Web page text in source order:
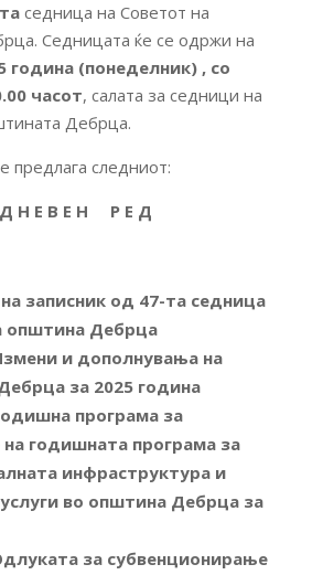
таседница на Советот на
Седницата ќе се одржи на
година (понеделник), со
.00 часот, салата за седници на
Дебрца.
предлага следниот:
Д Н Е В Е Н Р Е Д
записник од 47-та седница
општина Дебрца
и дополнувања на
за 2025 година
програма за
годишната програма за
инфраструктура и
во општина Дебрца за
за субвенционирање